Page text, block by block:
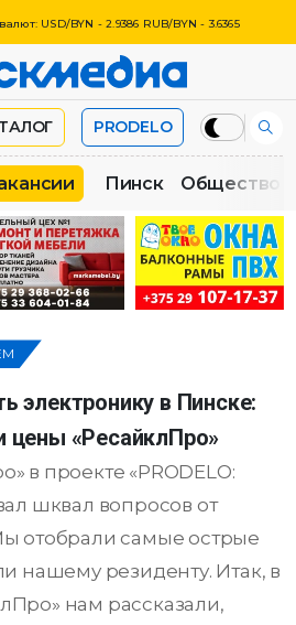
USD/BYN - 2.9386 RUB/BYN - 3.6365
PRODELO
Пинск Общество
электронику в Пинске:
цены «РесайклПро»
в проекте «PRODELO:
шквал вопросов от
отобрали самые острые
нашему резиденту. Итак, в
нам рассказали,